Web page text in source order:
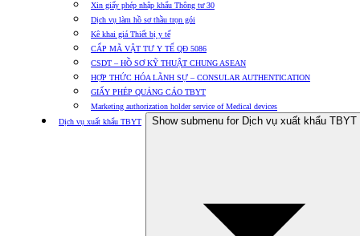
Xin giấy phép nhập khẩu Thông tư 30
Dịch vụ làm hồ sơ thầu trọn gói
Kê khai giá Thiết bị y tế
CẤP MÃ VẬT TƯ Y TẾ QĐ 5086
CSDT – HỒ SƠ KỸ THUẬT CHUNG ASEAN
HỢP THỨC HÓA LÃNH SỰ – CONSULAR AUTHENTICATION
GIẤY PHÉP QUẢNG CÁO TBYT
Marketing authorization holder service of Medical devices
Dịch vụ xuất khẩu TBYT
Show submenu for Dịch vụ xuất khẩu TBYT